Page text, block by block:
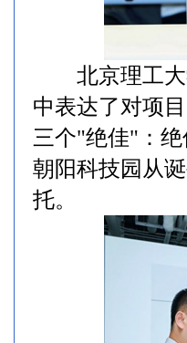
北京理工大
中表达了对项
三个"绝佳"：
朝阳科技园从
托。